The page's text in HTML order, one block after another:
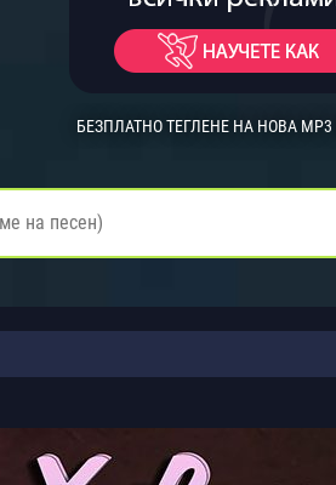
БЕЗПЛАТНО ТЕГЛЕНЕ НА НОВА